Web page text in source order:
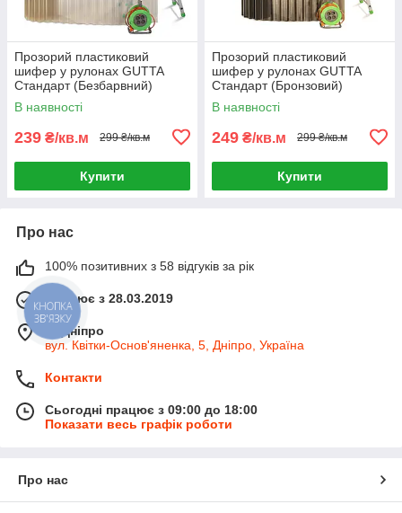
Прозорий пластиковий
шифер у рулонах GUTTA
Стандарт (Безбарвний)
В наявності
239 ₴/кв.м 299 ₴/кв.м
Купити
Прозорий пластиковий
шифер у рулонах GUTTA
Стандарт (Бронзовий)
В наявності
249 ₴/кв.м 299 ₴/кв.м
Купити
Про нас
100% позитивних з 58 відгуків за рік
Працює з 28.03.2019
м. Дніпро
вул. Квітки-Основ'яненка, 5, Дніпро, Україна
Контакти
Сьогодні працює з 09:00 до 18:00
Показати весь графік роботи
Про нас
КНОПКА
ЗВ'ЯЗКУ